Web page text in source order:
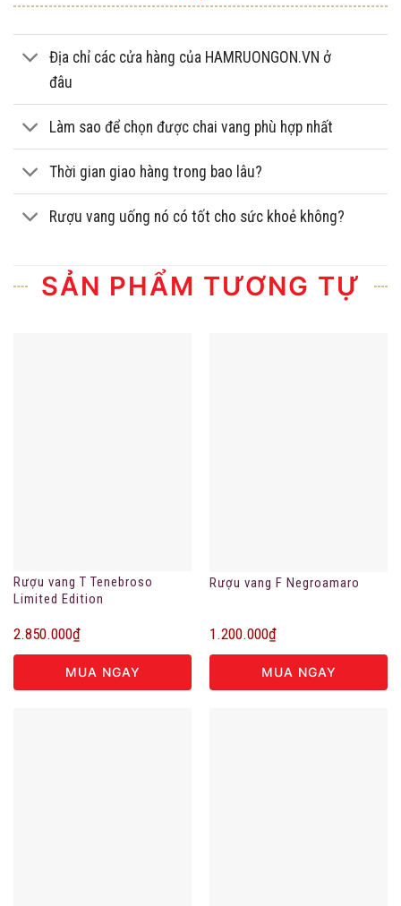
Địa chỉ các cửa hàng của HAMRUONGON.VN ở
đâu
Làm sao để chọn được chai vang phù hợp nhất
Thời gian giao hàng trong bao lâu?
Rượu vang uống nó có tốt cho sức khoẻ không?
SẢN PHẨM TƯƠNG TỰ
Rượu vang T Tenebroso
Limited Edition
2.850.000₫
MUA NGAY
Rượu vang F Negroamaro
1.200.000₫
MUA NGAY